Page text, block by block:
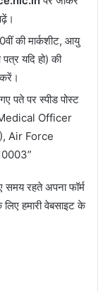
की मार्कशीट, आयु
यदि हो) की
पते पर स्पीड पोस्ट
Officer
Air Force
रहते अपना फॉर्म
हमारी वेबसाइट के